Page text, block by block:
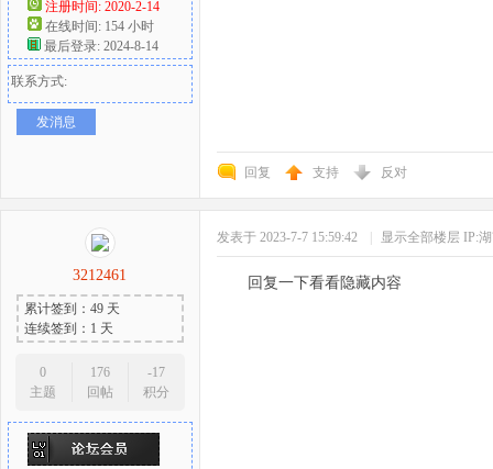
注册时间: 2020-2-14
在线时间: 154 小时
最后登录: 2024-8-14
联系方式:
发消息
回复 支持 反对
3212461
累计签到：49 天
连续签到：1 天
0
主题
176
回帖
-17
积分
发表于 2023-7-7 15:59:42 显示全部楼层 IP:
回复一下看看隐藏内容